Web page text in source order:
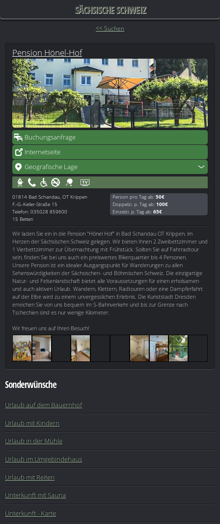
SÄCHSISCHE SCHWEIZ
<< Suchen
Pension Hönel-Hof
Buchungsanfrage
Internetseite
Geografische Lage
01814 Bad Schandau, OT Krippen
F.-G.-Keller-Straße 15
Telefon: 035028 859600
15 Betten
Person pro Tag ab: 50€
Doppelzi. p. Tag ab: 100€
Einzelzi. p. Tag ab: 65€
Wir laden Sie ein in die Pension "Hönel Hof" in Bad Schandau OT Krippen, im
Herzen der Sächsischen Schweiz gelegen. Wir bieten Ihnen 2 Zweibettzimmer und
1 Vierbettzimmer zur Übernachtung mit Frühstück. Sollten Sie auf Fahrradtour
sein, finden Sie bei uns auch ein preiswertes Bikerquartier bis 4 Personen.
Unsere Pension ist ein idealer Ausgangspunkt für Wanderungen zu allen
Sehenswürdigkeiten der Sächsischen- und Böhmischen Schweiz. Die einzigartige
Natur- und Felsenlandschaft bietet alle Voraussetzungen für einen erholsamen
und auch aktiven Urlaub. Wandern, Klettern, Radtouren oder eine Dampferfahrt
auf der Elbe wird zu einem unvergesslichen Erlebnis. Die Kunststadt Dresden
erreichen Sie von uns bequem im S-Bahnverkehr und bis zur Grenze nach
Tschechien sind es nur wenige Kilometer.
Wir freuen uns auf Ihren Besuch!
Sonderwünsche
Urlaub auf dem Bauernhof
Urlaub mit Kindern
Urlaub in der Mühle
Urlaub im Umgebindehaus
Urlaub mit Reiten
Unterkunft mit Sauna
Unterkunft - Karte